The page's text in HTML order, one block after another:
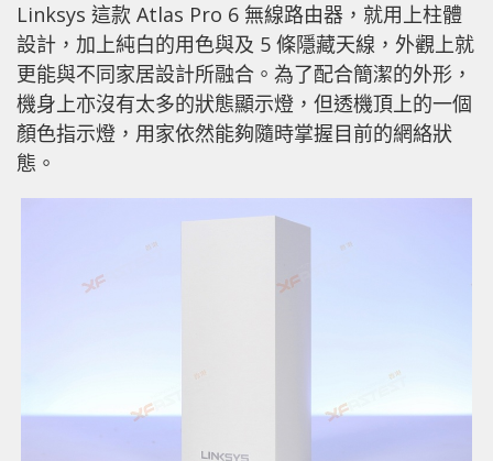
Linksys 這款 Atlas Pro 6 無線路由器，就用上柱體
設計，加上純白的用色與及 5 條隱藏天線，外觀上就
更能與不同家居設計所融合。為了配合簡潔的外形，
機身上亦沒有太多的狀態顯示燈，但透機頂上的一個
顏色指示燈，用家依然能夠隨時掌握目前的網絡狀
態。